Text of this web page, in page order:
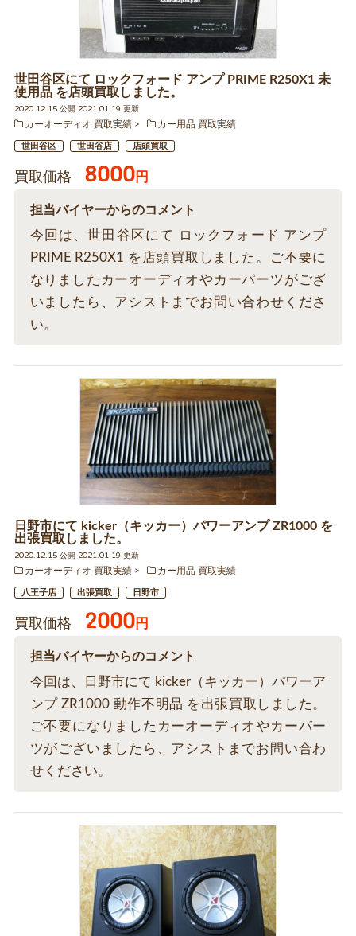
世田谷区にて ロックフォード アンプ PRIME R250X1 未
使用品 を店頭買取しました。
2020.12.15 公開 2021.01.19 更新
カーオーディオ 買取実績
カー用品 買取実績
世田谷区 世田谷店 店頭買取
買取価格 8000円
担当バイヤーからのコメント
今回は、世田谷区にて ロックフォード アンプ
PRIME R250X1 を店頭買取しました。ご不要に
なりましたカーオーディオやカーパーツがござ
いましたら、アシストまでお問い合わせくださ
い。
日野市にて kicker（キッカー）パワーアンプ ZR1000 を
出張買取しました。
2020.12.15 公開 2021.01.19 更新
カーオーディオ 買取実績
カー用品 買取実績
八王子店 出張買取 日野市
買取価格 2000円
担当バイヤーからのコメント
今回は、日野市にて kicker（キッカー）パワーア
ンプ ZR1000 動作不明品 を出張買取しました。
ご不要になりましたカーオーディオやカーパー
ツがございましたら、アシストまでお問い合わ
せください。